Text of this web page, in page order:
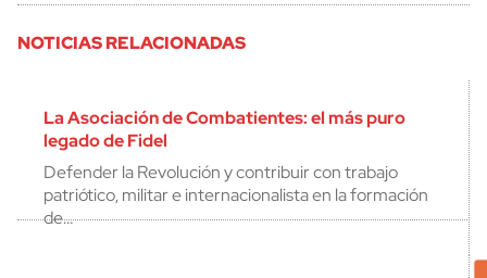
NOTICIAS RELACIONADAS
La Asociación de Combatientes: el más puro
legado de Fidel
Defender la Revolución y contribuir con trabajo
patriótico, militar e internacionalista en la formación
de…